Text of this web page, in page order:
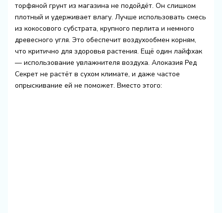
торфяной грунт из магазина не подойдёт. Он слишком
плотный и удерживает влагу. Лучше использовать смесь
из кокосового субстрата, крупного перлита и немного
древесного угля. Это обеспечит воздухообмен корням,
что критично для здоровья растения. Ещё один лайфхак
— использование увлажнителя воздуха. Алоказия Ред
Секрет не растёт в сухом климате, и даже частое
опрыскивание ей не поможет. Вместо этого: